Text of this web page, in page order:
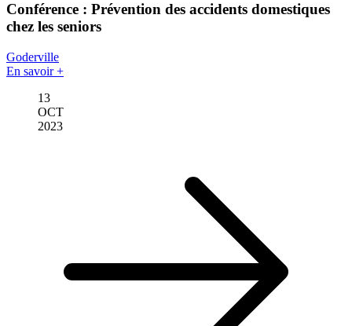
Conférence : Prévention des accidents domestiques
chez les seniors
Goderville
En savoir +
13
OCT
2023